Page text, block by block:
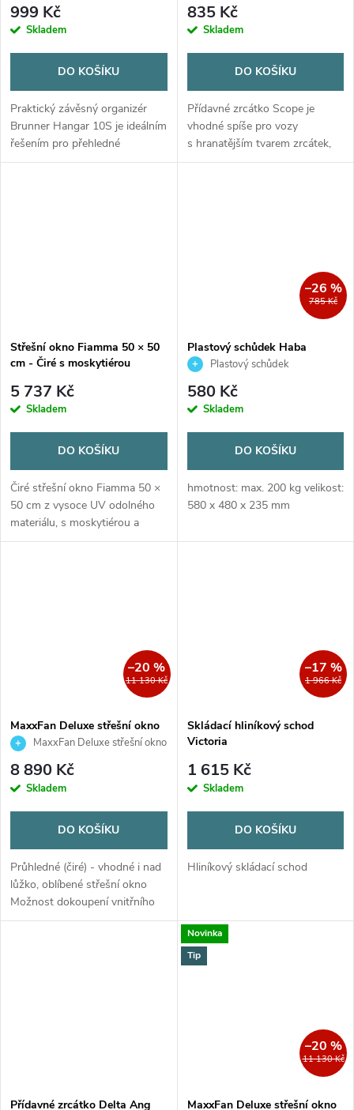
999 Kč
Skladem
DO KOŠÍKU
Praktický závěsný organizér
Brunner Hangar 10S je ideálním
řešením pro přehledné
uspořádání prostoru ve vašem
835 Kč
Skladem
DO KOŠÍKU
Přídavné zrcátko Scope je
vhodné spíše pro vozy
s hranatějším tvarem zrcátek,
ze zrcátek modernějších vozů
Střešní okno Fiamma 50 × 50
cm - Čiré s moskytiérou
5 737 Kč
Skladem
DO KOŠÍKU
Čiré střešní okno Fiamma 50 ×
50 cm z vysoce UV odolného
materiálu, s moskytiérou a
trvalým odvětráváním.
785 Kč
–26 %
Plastový schůdek Haba
AucklandPlastový schůdek
580 Kč
Skladem
DO KOŠÍKU
hmotnost: max. 200 kg velikost:
580 x 480 x 235 mm
11 130 Kč
–20 %
MaxxFan Deluxe střešní okno
s ventilátorem - čiré
MaxxFan Deluxe střešní okno
s ventilátorem - čiré
8 890 Kč
Skladem
DO KOŠÍKU
Průhledné (čiré) - vhodné i nad
lůžko, oblíbené střešní okno
Možnost dokoupení vnitřního
krycího rámečku s LED
1 966 Kč
–17 %
Skládací hliníkový schod
Victoria
1 615 Kč
Skladem
DO KOŠÍKU
Hliníkový skládací schod
Přídavné zrcátko Delta Ang
Novinka
Tip
11 130 Kč
–20 %
MaxxFan Deluxe střešní okno